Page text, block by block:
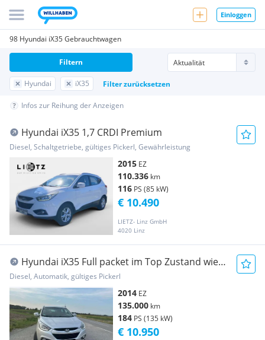
Einloggen
98 Hyundai iX35 Gebrauchtwagen
Hyundai iX35 Filter zurücksetzen
Filtern
Infos zur Reihung der Anzeigen
Hyundai iX35 1,7 CRDI Premium
Diesel, Schaltgetriebe, gültiges Pickerl, Gewährleistung
2015 EZ
110.336 km
116 PS (85 kW)
LIETZ- Linz GmbH
4020 Linz
€ 10.490
Hyundai iX35 Full packet im Top Zustand wie
neue
Diesel, Automatik, gültiges Pickerl
2014 EZ
135.000 km
184 PS (135 kW)
€ 10.950